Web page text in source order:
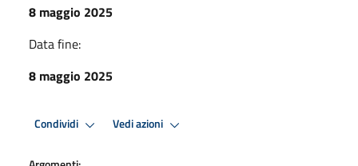
8 maggio 2025
Data fine:
8 maggio 2025
Condividi Vedi azioni